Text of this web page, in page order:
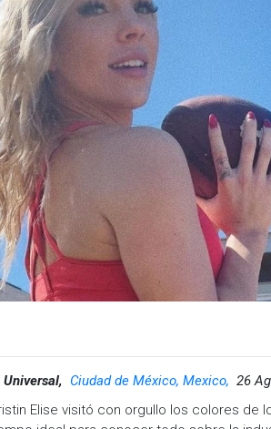
Universal, Ciudad de México, Mexico, 26
Elise visitó con orgullo los colores de